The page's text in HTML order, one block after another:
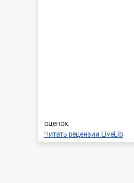
оценок:
Читать рецензии LiveLib